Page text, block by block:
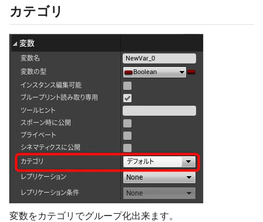
カテゴリ
変数をカテゴリでグループ化出来ます。